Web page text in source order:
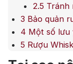
2.5 Tránh
3 Bảo quản
4 Một số lưu
5Rượu